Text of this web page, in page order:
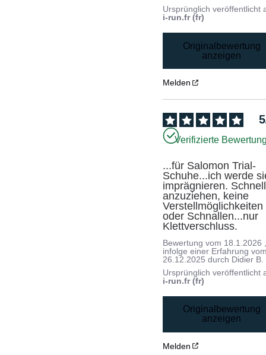
Ursprünglich veröffentlicht
i-run.fr (fr)
Originalbewertung
anzeigen
Melden
5
Verifizierte
...für Salomon Trial-
Schuhe...ich werde
imprägnieren. Schnell
anzuziehen, keine
Verstellmöglichkeiten
oder Schnallen...nur
Klettverschluss.
Bewertung vom 18.1.2026
infolge einer Erfahrung
26.12.2025 durch Didier B.
Ursprünglich veröffentlicht
i-run.fr (fr)
Originalbewertung
anzeigen
Melden